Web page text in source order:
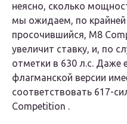
неясно, сколько
мы ожидаем, по крайней
просочившийся, M8
увеличит ставку, и, по
отметки в 630 л.с. Даже
флагманской версии
соответствовать 617-
Competition .